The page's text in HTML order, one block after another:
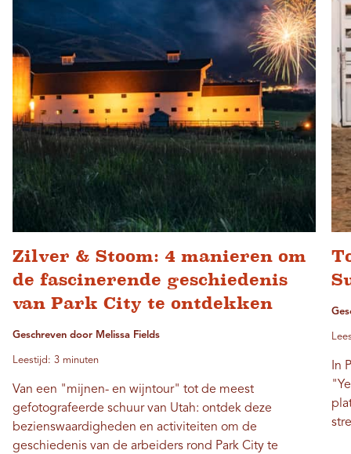
Zilver & Stoom: 4 manieren om
de fascinerende geschiedenis
van Park City te ontdekken
Geschreven door Melissa Fields
Leestijd: 3 minuten
Van een "mijnen- en wijntour" tot de meest
gefotografeerde schuur van Utah: ontdek deze
bezienswaardigheden en activiteiten om de
geschiedenis van de arbeiders rond Park City te
In